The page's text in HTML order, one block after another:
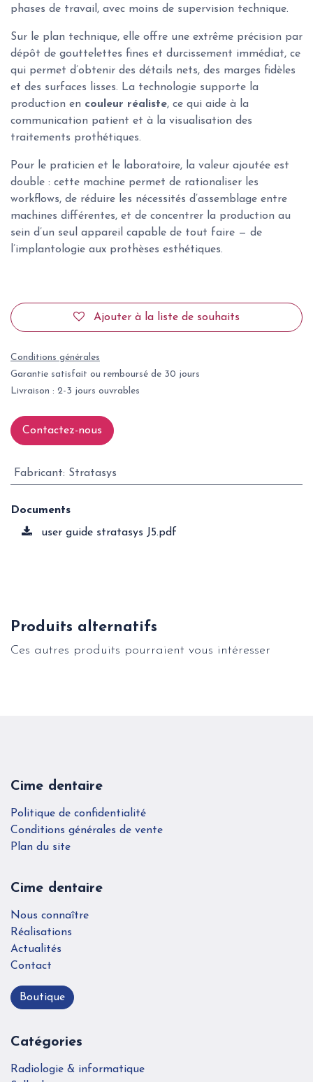
phases de travail, avec moins de supervision technique.
Sur le plan technique, elle offre une extrême précision par
dépôt de gouttelettes fines et durcissement immédiat, ce
qui permet d’obtenir des détails nets, des marges fidèles
et des surfaces lisses. La technologie supporte la
production en couleur réaliste, ce qui aide à la
communication patient et à la visualisation des
traitements prothétiques.
Pour le praticien et le laboratoire, la valeur ajoutée est
double : cette machine permet de rationaliser les
workflows, de réduire les nécessités d’assemblage entre
machines différentes, et de concentrer la production au
sein d’un seul appareil capable de tout faire — de
l’implantologie aux prothèses esthétiques.
Ajouter à la liste de souhaits
Conditions générales
Garantie satisfait ou remboursé de 30 jours
Livraison : 2-3 jours ouvrables
Contactez-nous
Fabricant: Stratasys
Documents
user guide stratasys J5.pdf
Produits alternatifs
Ces autres produits pourraient vous intéresser
Cime dentaire
Politique de confidentialité
Conditions générales de vente
Plan du site
Cime dentaire
Nous connaître
Réalisations
Actualités
Contact
Boutique
Catégories
Radiologie & informatique